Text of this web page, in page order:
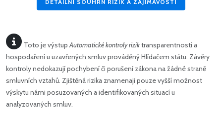
DETAILNÍ SOUHRN RIZIK A ZAJÍMAVOSTÍ
Toto je výstupAutomatické kontroly riziktransparentnosti a
hospodaření u uzavřených smluv prováděný Hlídačem státu. Závěry
kontroly nedokazují pochybení či porušení zákona na žádné straně
smluvních vztahů. Zjištěná rizika znamenají pouze vyšší možnost
výskytu námi posuzovaných a identifikovaných situací u
analyzovaných smluv.